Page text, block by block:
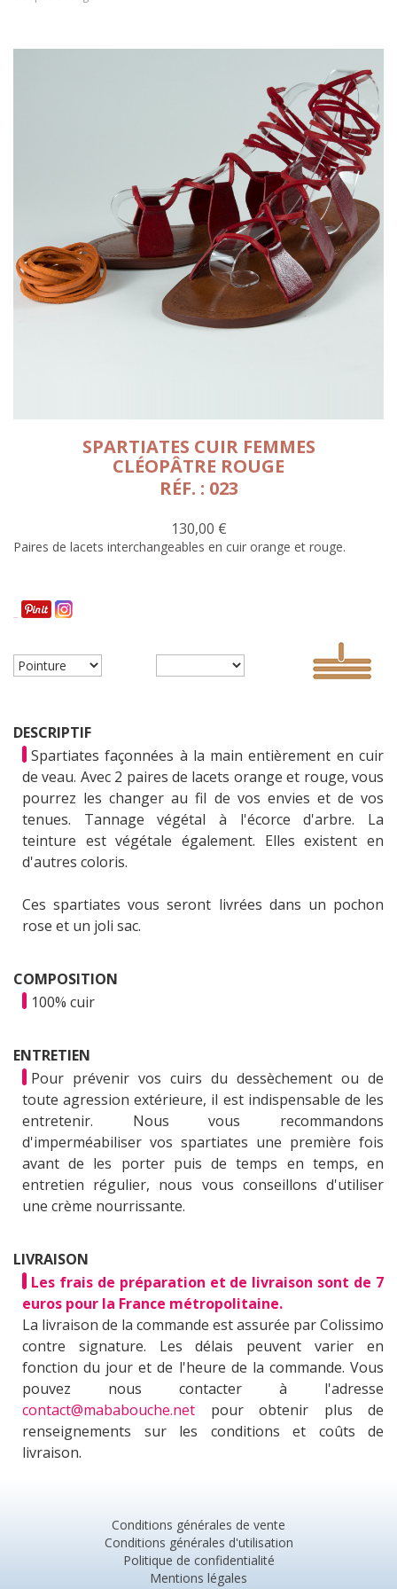
SPARTIATES CUIR FEMMES
CLÉOPÂTRE ROUGE
RÉF. : 023
130,00 €
Paires de lacets interchangeables en cuir orange et rouge.
DESCRIPTIF
Spartiates façonnées à la main entièrement en cuir
de veau. Avec 2 paires de lacets orange et rouge, vous
pourrez les changer au fil de vos envies et de vos
tenues. Tannage végétal à l'écorce d'arbre. La
teinture est végétale également. Elles existent en
d'autres coloris.
Ces spartiates vous seront livrées dans un pochon
rose et un joli sac.
COMPOSITION
100% cuir
ENTRETIEN
Pour prévenir vos cuirs du dessèchement ou de
toute agression extérieure, il est indispensable de les
entretenir. Nous vous recommandons
d'imperméabiliser vos spartiates une première fois
avant de les porter puis de temps en temps, en
entretien régulier, nous vous conseillons d'utiliser
une crème nourrissante.
LIVRAISON
Les frais de préparation et de livraison sont de 7
euros pour la France métropolitaine.
La livraison de la commande est assurée par Colissimo
contre signature. Les délais peuvent varier en
fonction du jour et de l'heure de la commande. Vous
pouvez nous contacter à l'adresse
contact@mababouche.net pour obtenir plus de
renseignements sur les conditions et coûts de
livraison.
Conditions générales de vente
Conditions générales d'utilisation
Politique de confidentialité
Mentions légales